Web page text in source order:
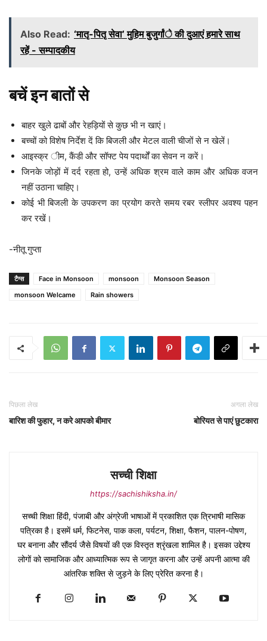
Also Read: ‘मातृ-पितृ सेवा’ मुहिम बुजुर्गांे की दुआएं हमारे साथ
रहें - सम्पादकीय
बचें इन बातों से
बाहर खुले ढाबों और रेहड़ियों से कुछ भी न खाएं।
बच्चों को विशेष निर्देश दें कि बिजली और मेटल वाली चीजों से न खेलें।
आइस्क्र ीम, कैंडी और सॉफ्ट पेय पदार्थों का सेवन न करें।
जिनके जोड़ों में दर्द रहता हो, उन्हें अधिक श्रम वाले काम और अधिक वजन
नहीं उठाना चाहिए।
कोई भी बिजली के उपकरण का प्रयोग करते समय रबर स्लीपर अवश्य पहन
कर रखें।
-नीतू गुप्ता
टैग्स Face in Monsoon monsoon
Monsoon Season
monsoon Welcame
Rain showers
पिछला लेख
बारिश की फुहार, न करे आपको बीमार
अगला लेख
बोरियत से पाएं छुटकारा
सच्ची शिक्षा
https://sachishiksha.in/
सच्ची शिक्षा हिंदी, पंजाबी और अंग्रेजी भाषाओं में प्रकाशित एक त्रिभाषी मासिक
पत्रिका है। इसमें धर्म, फिटनेस, पाक कला, पर्यटन, शिक्षा, फैशन, पालन-पोषण,
घर बनाना और सौंदर्य जैसे विषयों की एक विस्तृत श्रृंखला शामिल है। इसका उद्देश्य
लोगों को सामाजिक और आध्यात्मिक रूप से जागृत करना और उन्हें अपनी आत्मा की
आंतरिक शक्ति से जुड़ने के लिए प्रेरित करना है।